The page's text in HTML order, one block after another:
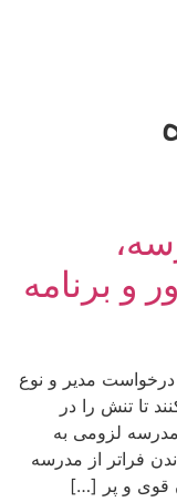
و برنامه
مدیر و نوع
تا تنش را در
لزومی به
فراتر از مدرسه
قوی و پر […]